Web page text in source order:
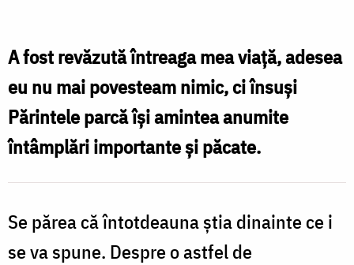
adevărat
duhovnic
/
Foto:
Oana
A fost revăzută întreaga mea viață, adesea
eu nu mai povesteam nimic, ci însuși
Părintele parcă își amintea anumite
întâmplări importante și păcate.
Se părea că întotdeauna ştia dinainte ce i
se va spune. Despre o astfel de